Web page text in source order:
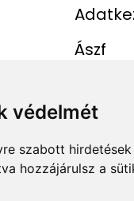
védelmét
szabott
hozzájárulsz a
Ászf